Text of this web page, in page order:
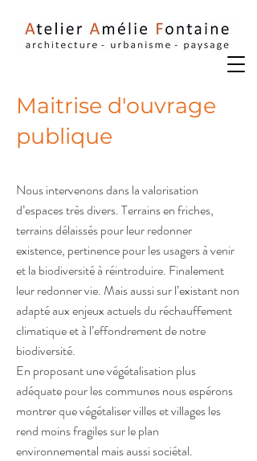
Maitrise d'ouvrage
publique
Nous intervenons dans la valorisation
d’espaces très divers. Terrains en friches,
terrains délaissés pour leur redonner
existence, pertinence pour les usagers à venir
et la biodiversité à réintroduire. Finalement
leur redonner vie. Mais aussi sur l’existant non
adapté aux enjeux actuels du réchauffement
climatique et à l’effondrement de notre
biodiversité.
En proposant une végétalisation plus
adéquate pour les communes nous espérons
montrer que végétaliser villes et villages les
rend moins fragiles sur le plan
environnemental mais aussi sociétal.